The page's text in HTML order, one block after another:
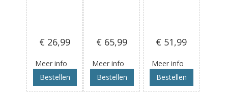
€ 26,99
Meer info
Bestellen
€ 65,99
Meer info
Bestellen
€ 51,99
Meer info
Bestellen